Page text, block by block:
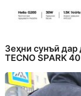
Зеҳни сунъӣ
TECNO SPARK